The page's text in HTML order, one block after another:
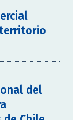
territorio
del